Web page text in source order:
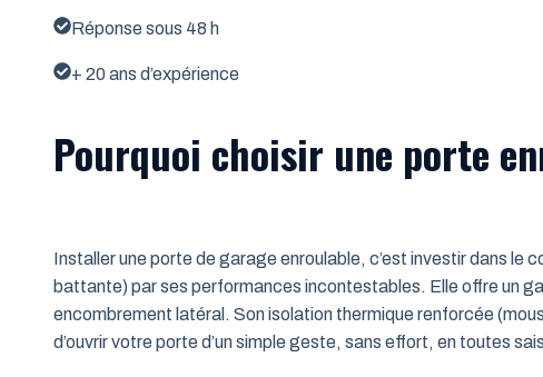
Réponse sous 48 h
+ 20 ans d’expérience
Pourquoi choisir une porte
Installer une porte de garage enroulable, c’est investir dans
battante) par ses performances incontestables. Elle offre un
encombrement latéral. Son isolation thermique renforcée
d’ouvrir votre porte d’un simple geste, sans effort, en toutes